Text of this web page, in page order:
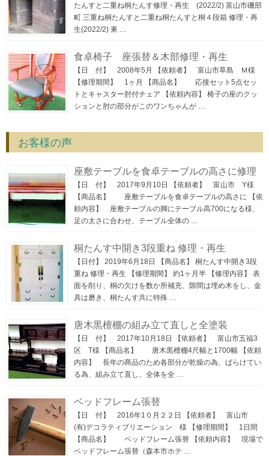
たんすと二重ね桐たんす修理・再生 (2022/2) 富山市磯部
町 三重ね桐たんすと二重ね桐たんすと桐４段箱 修理・再
生(2022/2) 東 …
食卓椅子 座張替＆木部修理・再生
【日 付】 2008年5月 【依頼者】 富山市草島 Ｍ様
【修理期間】 1ヶ月 【商品名】 応接セット5点セッ
トとキャスター肘付チェア 【依頼内容】 椅子の座のクッ
ションと肘の部分がこのワンちゃんが …
お客様の声
座敷テーブルを食卓テーブルの高さに修理
【日 付】 2017年9月10日 【依頼者】 富山市 Y様
【商品名】 座敷テーブルを食卓テーブルの高さに 【依
頼内容】 座敷テーブルの脚にテーブル高700になる様、
足の太さに合わせ、テーブル全体の …
桐たんす中開き3段重ね 修理・再生
【日付】 2019年6月18日 【商品名】 桐たんす中開き3段
重ね 修理・再生 【修理期間】 約1ヶ月半 【修理内容】 表
面を削り、桐の欠けを数か所補充、隙間は埋め木をし、金
具は磨き、桐たんす共に特殊 …
唐木黒檀棚の組み立て直しと全塗装
【日 付】 2017年10月18日 【依頼者】 富山市五福3
区 T様 【商品名】 唐木黒檀棚4尺幅と1700幅 【依頼
内容】 長年の商品のため各部分が乾燥の為、ばらけてい
る為、組み立て直し、全体を全 …
ベッドフレーム張替
【日 付】 2016年1０月２２日 【依頼者】 富山市
(有)デコラティブリエーション 様 【修理期間】 1日間
【商品名】 ベッドフレーム張替 【依頼内容】 現場で
ベッドフレーム張替（森本市ホテ …